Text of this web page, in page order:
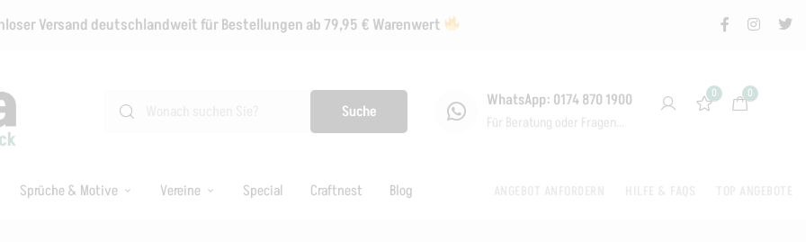
Versand deutschlandweit für Bestellungen ab 79,95 € Warenwert
Suche
WhatsApp: 0174 870 1900
Für Beratung oder Fragen...
0 0
Sprüche & Motive Vereine Special Craftnest Blog